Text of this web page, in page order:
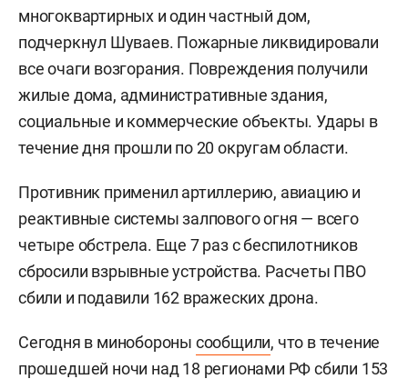
многоквартирных и один частный дом,
подчеркнул Шуваев. Пожарные ликвидировали
все очаги возгорания. Повреждения получили
жилые дома, административные здания,
социальные и коммерческие объекты. Удары в
течение дня прошли по 20 округам области.
Противник применил артиллерию, авиацию и
реактивные системы залпового огня — всего
четыре обстрела. Еще 7 раз с беспилотников
сбросили взрывные устройства. Расчеты ПВО
сбили и подавили 162 вражеских дрона.
Сегодня в минобороны сообщили, что в течение
прошедшей ночи над 18 регионами РФ сбили 153